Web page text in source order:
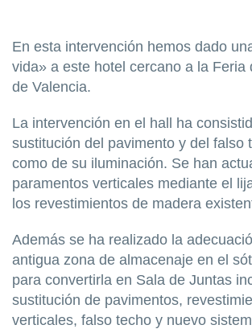
En esta intervención hemos dado
vida» a este hotel cercano a la Feria
de Valencia.
La intervención en el hall ha
sustitución del pavimento y del falso
como de su iluminación. Se han
paramentos verticales mediante el
los revestimientos de madera
Además se ha realizado la
antigua zona de almacenaje en el
para convertirla en Sala de Juntas
sustitución de pavimentos,
verticales, falso techo y nuevo